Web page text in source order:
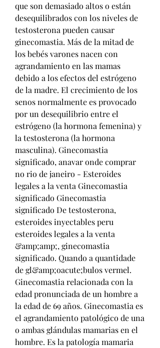
que son demasiado altos o están
desequilibrados con los niveles de
testosterona pueden causar
ginecomastia. Más de la mitad de
los bebés varones nacen con
agrandamiento en las mamas
debido a los efectos del estrógeno
de la madre. El crecimiento de los
senos normalmente es provocado
por un desequilibrio entre el
estrógeno (la hormona femenina) y
la testosterona (la hormona
masculina). Ginecomastia
significado, anavar onde comprar
no rio de janeiro - Esteroides
legales a la venta Ginecomastia
significado Ginecomastia
significado De testosterona,
esteroides inyectables peru
esteroides legales a la venta
&amp;amp;, ginecomastia
significado. Quando a quantidade
de gl&amp;oacute;bulos vermel.
Ginecomastia relacionada con la
edad pronunciada de un hombre a
la edad de 69 años. Ginecomastia es
el agrandamiento patológico de una
o ambas glándulas mamarias en el
hombre. Es la patología mamaria